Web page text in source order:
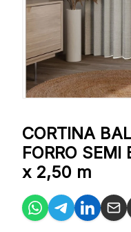
CORTINA
FORRO
x 2,50 m